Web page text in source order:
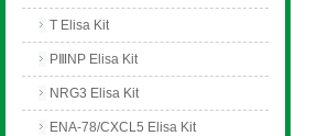
T Elisa Kit
PⅢNP Elisa Kit
NRG3 Elisa Kit
ENA-78/CXCL5 Elisa Kit